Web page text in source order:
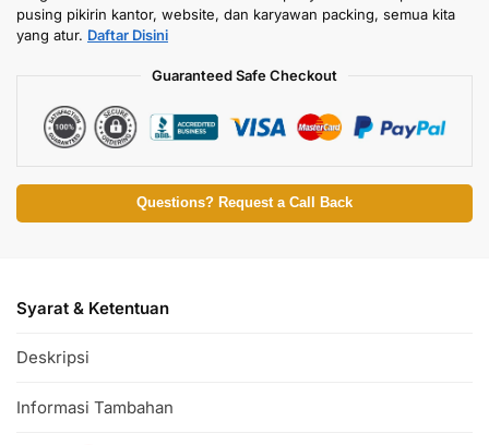
pusing pikirin kantor, website, dan karyawan packing, semua kita
yang atur. Daftar Disini
Guaranteed Safe Checkout
Questions? Request a Call Back
Syarat & Ketentuan
Deskripsi
Informasi Tambahan